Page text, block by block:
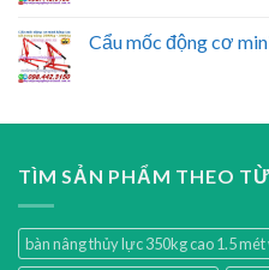
Cẩu mốc động cơ
TÌM SẢN PHẨM THEO
bàn nâng thủy lực 350kg cao 1.5